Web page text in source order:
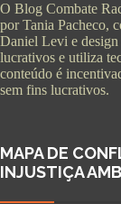
O Blog Combate
por Tania Pacheco,
Daniel Levi e
lucrativos e utiliza
conteúdo é
sem fins lucrativos.
MAPA DE
INJUSTIÇA